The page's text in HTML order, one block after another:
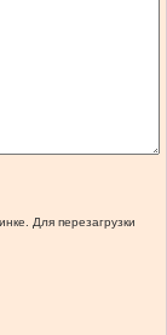
Для перезагрузки